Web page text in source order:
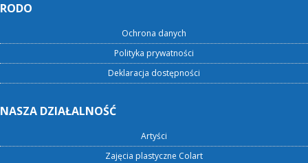
RODO
Ochrona danych
Polityka prywatności
Deklaracja dostępności
NASZA DZIAŁALNOŚĆ
Artyści
Zajęcia plastyczne Colart